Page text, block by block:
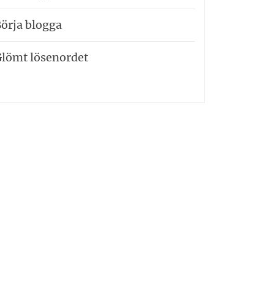
blogga
lösenordet